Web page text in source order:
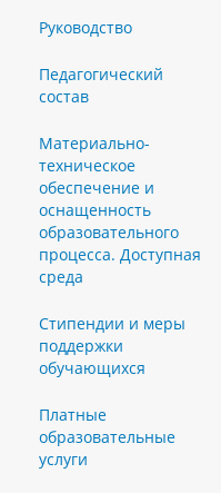
Руководство
Педагогический
состав
Материально-
техническое
обеспечение и
оснащенность
образовательного
процесса. Доступная
среда
Стипендии и меры
поддержки
обучающихся
Платные
образовательные
услуги